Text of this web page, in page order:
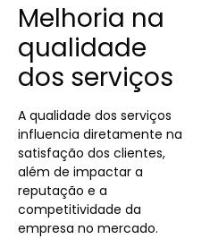
Melhoria na
qualidade
dos serviços
A qualidade dos serviços
influencia diretamente na
satisfação dos clientes,
além de impactar a
reputação e a
competitividade da
empresa no mercado.